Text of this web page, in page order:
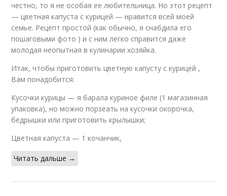
честно, то я не особая ее любительница. Но этот рецепт
— цветная капуста с курицей — нравится всей моей
семье. Рецепт простой (как обычно, я снабдила его
пошаговыми фото ) и с ним легко справится даже
молодая неопытная в кулинарии хозяйка.
Итак, чтобы приготовить цветную капусту с курицей ,
Вам понадобится:
Кусочки курицы — я барала куриное филе (1 магазинная
упаковка), но можно порзеать на кусочки окорочка,
бедрышки или приготовить крылышки;
Цветная капуста — 1 кочанчик,
Читать дальше →